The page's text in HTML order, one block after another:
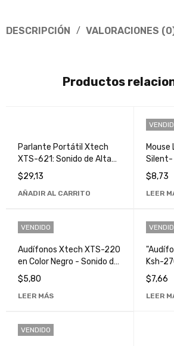
DESCRIPCIÓN VALORACIONES
Productos
Parlante Portátil Xtech
XTS-621: Sonido de Alta
Calidad en Movimiento
$29,13
AÑADIR AL CARRITO
Mouse
Silent-
$8,73
LEER
VENDIDO
Audífonos Xtech XTS-220
en Color Negro - Sonido de
Alta Calidad y Diseño
Moderno
$5,80
LEER MÁS
Ksh-
y
$7,66
LEER
VENDIDO